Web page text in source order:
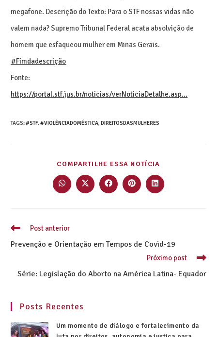
megafone. Descrição do Texto: Para o STF nossas vidas não
valem nada? Supremo Tribunal Federal acata absolvição de
homem que esfaqueou mulher em Minas Gerais.
#Fimdadescrição
Fonte:
https://portal.stf.jus.br/noticias/verNoticiaDetalhe.asp…
TAGS:#STF, #VIOLÊNCIADOMÉSTICA, DIREITOSDASMULHERES
COMPARTILHE ESSA NOTÍCIA
Post anterior
Prevenção e Orientação em Tempos de Covid-19
Próximo post
Série: Legislação do Aborto na América Latina- Equador
Posts Recentes
Um momento de diálogo e fortalecimento da